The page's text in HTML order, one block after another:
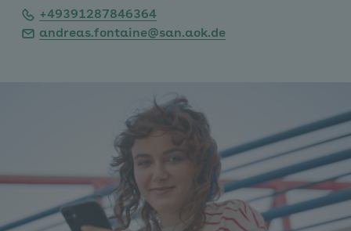
+49391287846364
andreas.fontaine@san.aok.de